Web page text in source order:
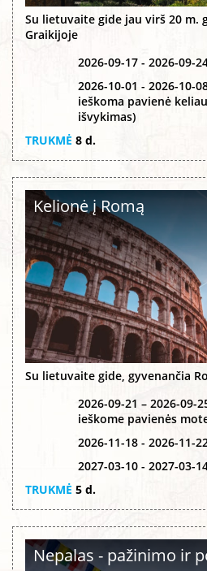
Su lietuvaite gide jau virš 20 m.
Graikijoje
2026-09-17 - 2026-09-
2026-10-01 - 2026-10-
ieškoma pavienė
išvykimas)
TRUKMĖ 8 d.
Kelionė į Romą
Su lietuvaite gide, gyvenančia
2026-09-21 – 2026-09-
ieškome pavienės
2026-11-18 - 2026-11-
2027-03-10 - 2027-03-
TRUKMĖ 5 d.
Nepalas - pažinimo ir